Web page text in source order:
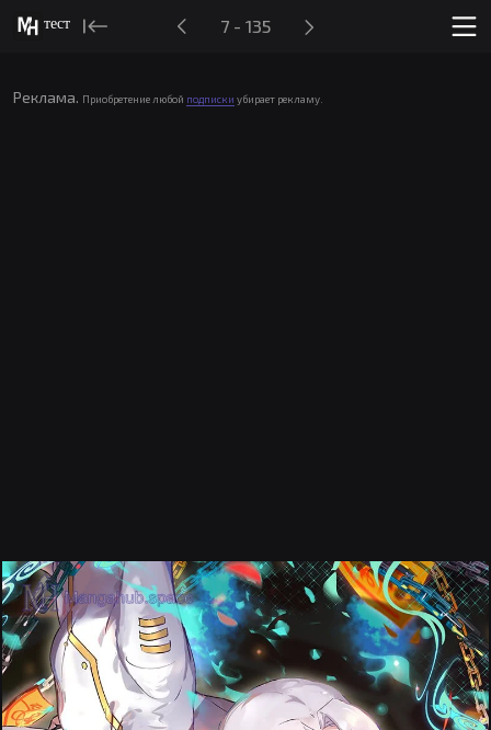
тест 7 - 135
Реклама. Приобретение любой подписки убирает рекламу.